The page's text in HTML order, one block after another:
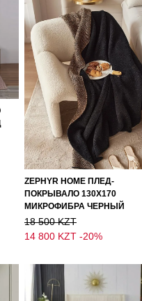
ZEPHYR HOME ПЛЕД-
ПОКРЫВАЛО 130Х170
МИКРОФИБРА ЧЕРНЫЙ
18 500 KZT
14 800 KZT -20%